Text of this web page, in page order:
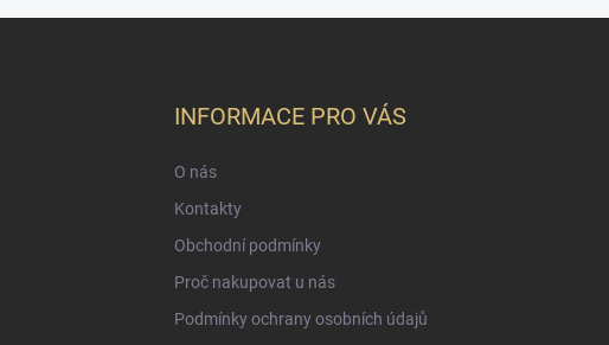
INFORMACE PRO VÁS
O nás
Kontakty
Obchodní podmínky
Proč nakupovat u nás
Podmínky ochrany osobních údajů